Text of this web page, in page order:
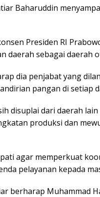
Baharuddin
Presiden RI
daerah sebagai daerah
dia penjabat yang
pangan di setiap
disuplai dari daerah
produksi dan
agar memperkuat
pelayanan kepada
berharap Muhammad